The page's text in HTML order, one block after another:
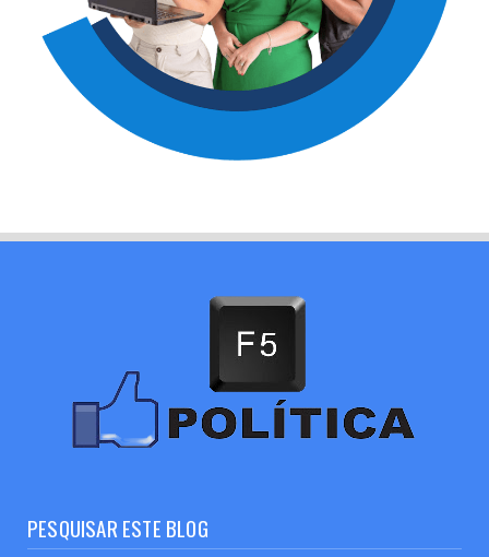
PESQUISAR ESTE BLOG